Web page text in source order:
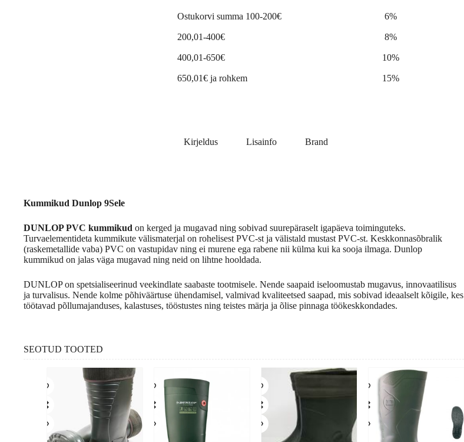
Ostukorvi summa 100-200€ 6%
200,01-400€ 8%
400,01-650€ 10%
650,01€ ja rohkem 15%
Kirjeldus Lisainfo Brand
Kummikud Dunlop 9Sele
DUNLOP PVC kummikud on kerged ja mugavad ning sobivad suurepäraselt igapäeva toiminguteks.
Turvaelementideta kummikute välismaterjal on rohelisest PVC-st ja välistald mustast PVC-st. Keskkonnasõbralik
(raskemetallide vaba) PVC on vastupidav ning ei murene ega rabene nii külma kui ka sooja ilmaga. Dunlop
kummikud on jalas väga mugavad ning neid on lihtne hooldada.
DUNLOP on spetsialiseerinud veekindlate saabaste tootmisele. Nende saapaid iseloomustab mugavus, innovaatilisus
ja turvalisus. Nende kolme põhiväärtuse ühendamisel, valmivad kvaliteetsed saapad, mis sobivad ideaalselt kõigile, kes
töötavad põllumajanduses, kalastuses, tööstustes ning teistes märja ja õlise pinnaga töökeskkondades.
SEOTUD TOOTED